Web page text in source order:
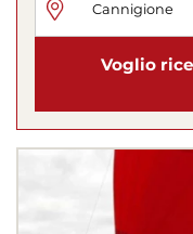
Voglio